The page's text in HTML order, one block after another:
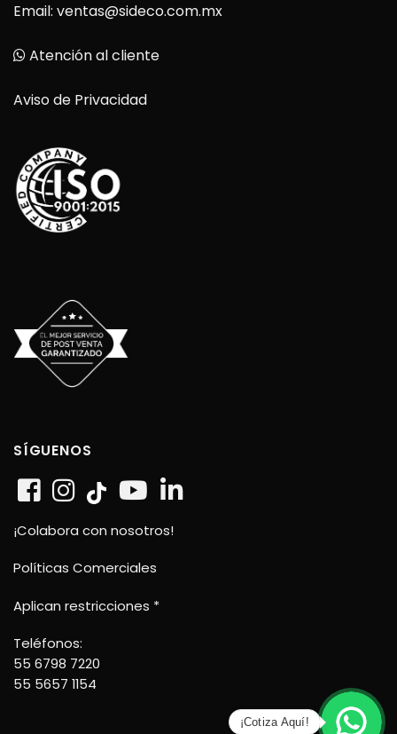
¡Cotiza Aquí!
Email: ventas@sideco.com.mx
Atención al cliente
Aviso de Privacidad
SÍGUENOS
¡Colabora con nosotros!
Políticas Comerciales
Aplican restricciones *
Teléfonos:
55 6798 7220
55 5657 1154